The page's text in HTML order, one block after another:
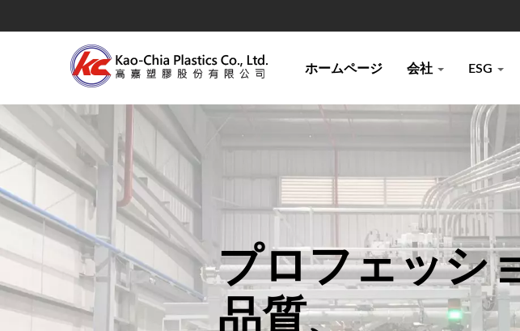
ホームページ 会社 ESG
プロフェッシ
品質、